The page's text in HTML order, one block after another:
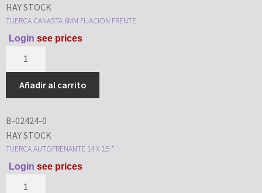
HAY STOCK
TUERCA CANASTA 6MM FIJACION FRENTE
Login see prices
Añadir al carrito
B-02424-0
HAY STOCK
TUERCA AUTOFRENANTE 14 X 1,5 *
Login see prices